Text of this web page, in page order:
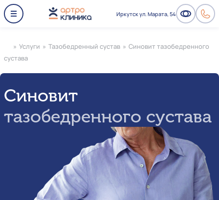
Иркутск ул. Марата, 54
» Услуги » Тазобедренный сустав » Синовит тазобедренного
сустава
Синовит
тазобедренного сустава